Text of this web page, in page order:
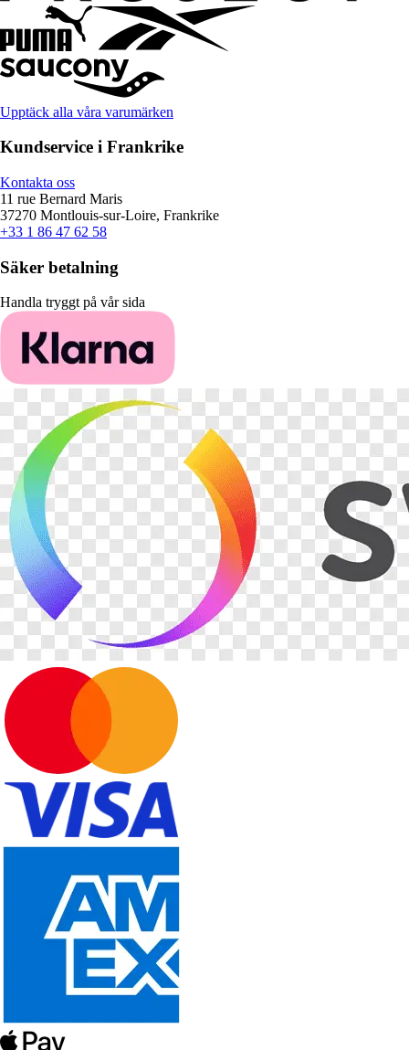
Upptäck alla våra varumärken
Kundservice i Frankrike
Kontakta oss
11 rue Bernard Maris
37270 Montlouis-sur-Loire, Frankrike
+33 1 86 47 62 58
Säker betalning
Handla tryggt på vår sida